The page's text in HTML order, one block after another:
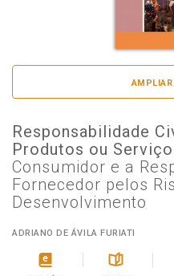
Responsabilidade
Produtos ou
Consumidor e a
Fornecedor pelos
Desenvolvimento
ADRIANO DE ÁVILA FURIATI